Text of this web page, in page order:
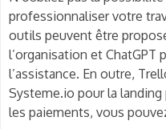
professionnaliser votre
outils peuvent être
l’organisation et ChatGPT
l’assistance. En outre,
Systeme.io pour la landing
les paiements, vous